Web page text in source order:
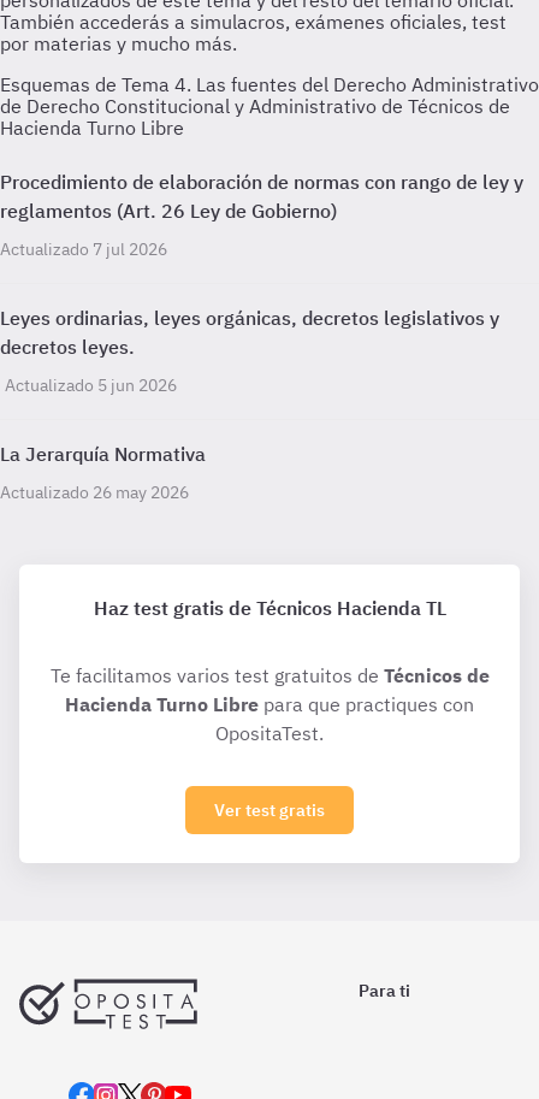
Esquemas de Tema 4. Las fuentes del Derecho Administrativo
de Derecho Constitucional y Administrativo de Técnicos de
Hacienda Turno Libre
Procedimiento de elaboración de normas con rango de ley y
reglamentos (Art. 26 Ley de Gobierno)
Actualizado 7 jul 2026
Leyes ordinarias, leyes orgánicas, decretos legislativos y
decretos leyes.
Actualizado 5 jun 2026
La Jerarquía Normativa
Actualizado 26 may 2026
Haz test gratis de Técnicos Hacienda TL
Te facilitamos varios test gratuitos de Técnicos de
Hacienda Turno Libre para que practiques con
OpositaTest.
Ver test gratis
Para ti